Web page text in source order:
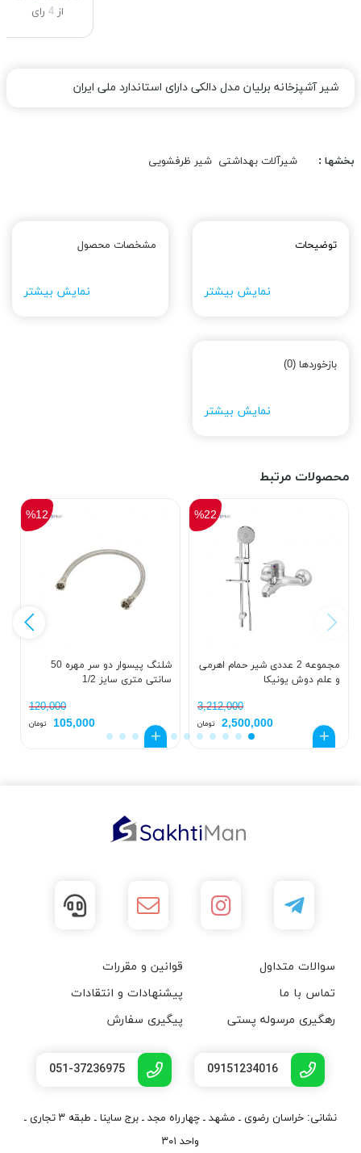
از 4 رای
شیر آشپزخانه برلیان مدل دالکی دارای استاندارد ملی ایران
بخشها : شیرآلات بهداشتی شیر ظرفشویی
توضیحات
نمایش بیشتر
مشخصات محصول
نمایش بیشتر
بازخوردها (0)
نمایش بیشتر
محصولات مرتبط
مجموعه 2 عددی شیر حمام اهرمی
و علم دوش یونیکا
3,212,000
%22
2,500,000 تومان
شلنگ پیسوار دو سر مهره 50
سانتی متری سایز 1/2
120,000
%12
105,000 تومان
سوالات متداول
قوانین و مقررات
تماس با ما
پیشنهادات و انتقادات
رهگیری مرسوله پستی
پیگیری سفارش
09151234016
051-37236975
نشانی: خراسان رضوی ـ مشهد ـ چهارراه مجد ـ برج ساینا ـ طبقه ۳ تجاری ـ
واحد ۳۰۱